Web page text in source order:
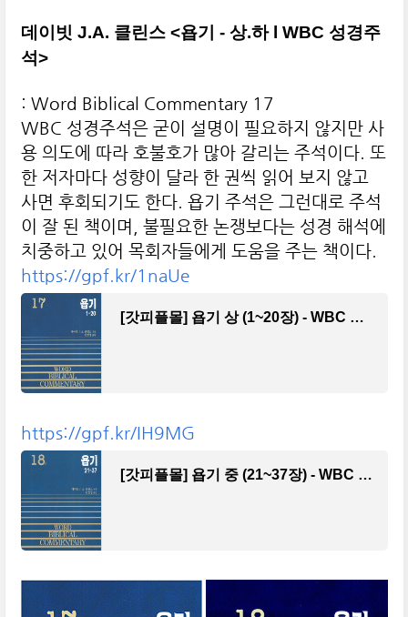
데이빗 J.A. 클린스 <욥기 - 상.하 l WBC 성경주
석>
: Word Biblical Commentary 17
WBC 성경주석은 굳이 설명이 필요하지 않지만 사
용 의도에 따라 호불호가 많아 갈리는 주석이다. 또
한 저자마다 성향이 달라 한 권씩 읽어 보지 않고
사면 후회되기도 한다. 욥기 주석은 그런대로 주석
이 잘 된 책이며, 불필요한 논쟁보다는 성경 해석에
치중하고 있어 목회자들에게 도움을 주는 책이다.
https://gpf.kr/1naUe
[갓피플몰] 욥기 상 (1~20장) - WBC 성경주석17
https://gpf.kr/IH9MG
[갓피플몰] 욥기 중 (21~37장) - WBC 성경주석18A